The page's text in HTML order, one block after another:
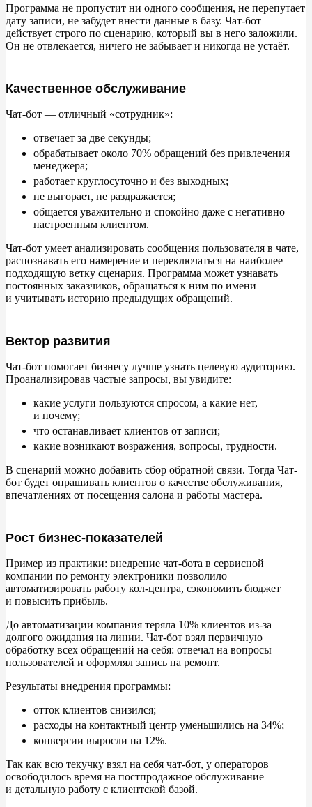
Программа не пропустит ни одного сообщения, не перепутает
дату записи, не забудет внести данные в базу. Чат-бот
действует строго по сценарию, который вы в него заложили.
Он не отвлекается, ничего не забывает и никогда не устаёт.
Качественное обслуживание
Чат-бот — отличный «сотрудник»:
отвечает за две секунды;
обрабатывает около 70% обращений без привлечения
менеджера;
работает круглосуточно и без выходных;
не выгорает, не раздражается;
общается уважительно и спокойно даже с негативно
настроенным клиентом.
Чат-бот умеет анализировать сообщения пользователя в чате,
распознавать его намерение и переключаться на наиболее
подходящую ветку сценария. Программа может узнавать
постоянных заказчиков, обращаться к ним по имени
и учитывать историю предыдущих обращений.
Вектор развития
Чат-бот помогает бизнесу лучше узнать целевую аудиторию.
Проанализировав частые запросы, вы увидите:
какие услуги пользуются спросом, а какие нет,
и почему;
что останавливает клиентов от записи;
какие возникают возражения, вопросы, трудности.
В сценарий можно добавить сбор обратной связи. Тогда Чат-
бот будет опрашивать клиентов о качестве обслуживания,
впечатлениях от посещения салона и работы мастера.
Рост бизнес-показателей
Пример из практики: внедрение чат-бота в сервисной
компании по ремонту электроники позволило
автоматизировать работу кол-центра, сэкономить бюджет
и повысить прибыль.
До автоматизации компания теряла 10% клиентов из-за
долгого ожидания на линии. Чат-бот взял первичную
обработку всех обращений на себя: отвечал на вопросы
пользователей и оформлял запись на ремонт.
Результаты внедрения программы:
отток клиентов снизился;
расходы на контактный центр уменьшились на 34%;
конверсии выросли на 12%.
Так как всю текучку взял на себя чат-бот, у операторов
освободилось время на постпродажное обслуживание
и детальную работу с клиентской базой.